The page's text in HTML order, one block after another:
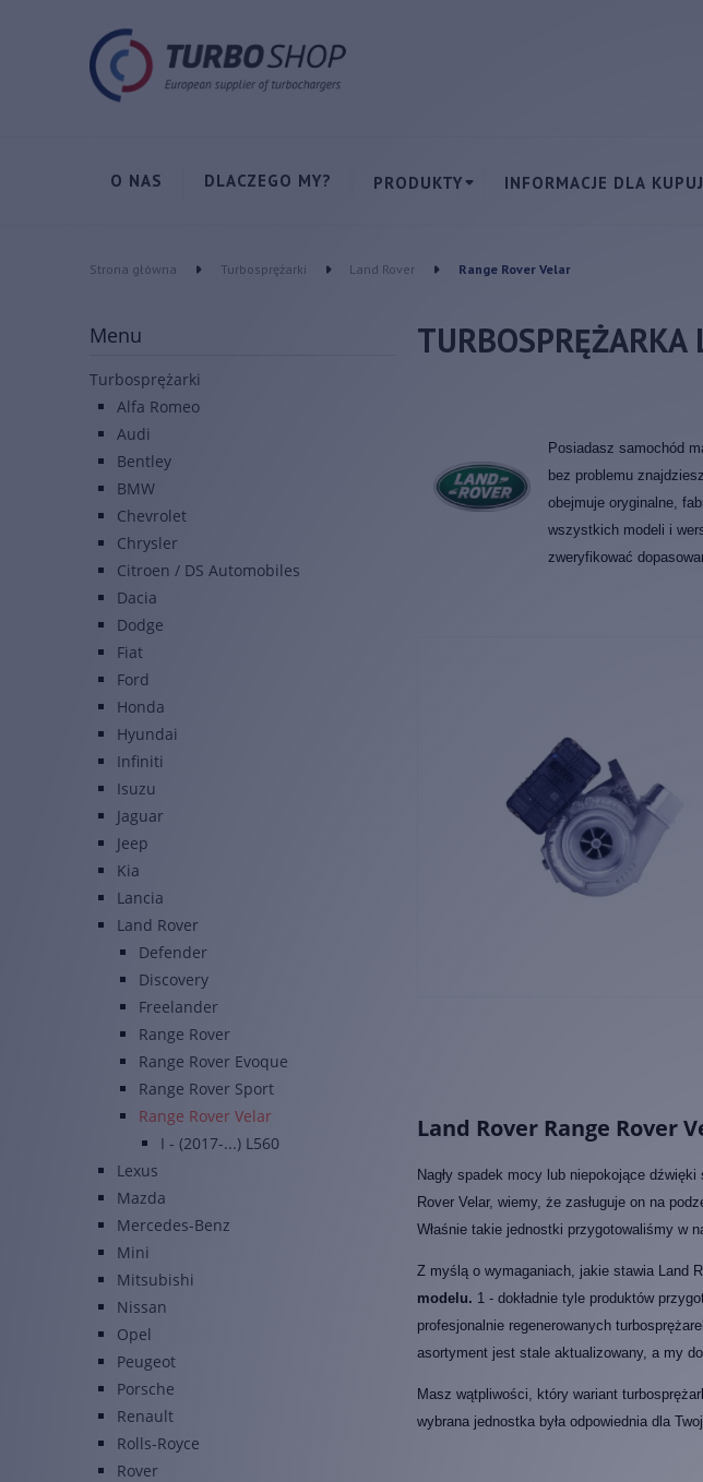
O NAS DLACZEGO MY? PRODUKTY INFORMACJE DLA
Strona główna Turbosprężarki Land Rover Range Rover Velar
Menu
Turbosprężarki
Alfa Romeo
Audi
Bentley
BMW
Chevrolet
Chrysler
Citroen / DS Automobiles
Dacia
Dodge
Fiat
Ford
Honda
Hyundai
Infiniti
Isuzu
Jaguar
Jeep
Kia
Lancia
Land Rover
Defender
Discovery
Freelander
Range Rover
Range Rover Evoque
Range Rover Sport
Range Rover Velar
I - (2017-...) L560
Lexus
Mazda
Mercedes-Benz
Mini
Mitsubishi
Nissan
Opel
Peugeot
Porsche
Renault
Rolls-Royce
Rover
TURBOSPRĘŻARKA
Posiadasz samochód
bez problemu
obejmuje oryginalne,
wszystkich modeli i
zweryfikować
Land Rover Range Rover
Nagły spadek mocy lub niepokojące
Rover Velar, wiemy, że zasługuje on na
Właśnie takie jednostki przygotowaliśmy w
Z myślą o wymaganiach, jakie stawia Land
modelu. 1 - dokładnie tyle produktów
profesjonalnie regenerowanych
asortyment jest stale aktualizowany, a my
Masz wątpliwości, który wariant
wybrana jednostka była odpowiednia dla